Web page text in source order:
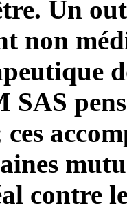
Un
non
SAS
contre